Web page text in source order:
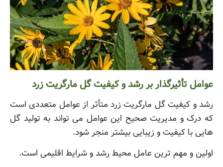
عوامل تأثیرگذار بر رشد و کیفیت گل مارگریت زرد
رشد و کیفیت گل مارگریت زرد متأثر از عوامل متعددی است
که درک و مدیریت صحیح این عوامل می تواند به تولید گل
هایی با کیفیت و زیبایی بیشتر منجر شود.
اولین و مهم ترین عامل محیط رشد و شرایط اقلیمی است.